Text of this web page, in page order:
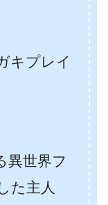
キプレイ
異世界フ
た主人